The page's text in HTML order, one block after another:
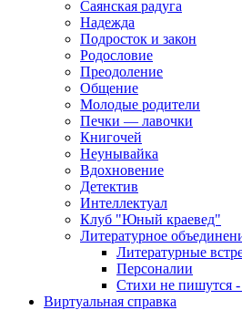
Саянская радуга
Надежда
Подросток и закон
Родословие
Преодоление
Общение
Молодые родители
Печки — лавочки
Книгочей
Неунывайка
Вдохновение
Детектив
Интеллектуал
Клуб "Юный краевед"
Литературное
Литературные
Персоналии
Стихи не пишутся -
Виртуальная справка